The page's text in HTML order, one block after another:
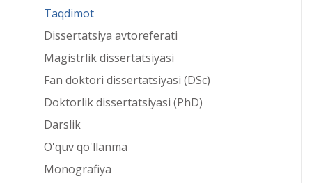
Taqdimot
Dissertatsiya avtoreferati
Magistrlik dissertatsiyasi
Fan doktori dissertatsiyasi (DSc)
Doktorlik dissertatsiyasi (PhD)
Darslik
O'quv qo'llanma
Monografiya